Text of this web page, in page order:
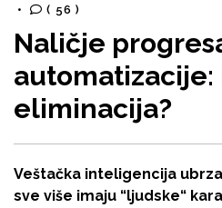
•
( 56 )
Naličje
eliminacija?
Veštačka inteligencija
sve više imaju “ljudske“